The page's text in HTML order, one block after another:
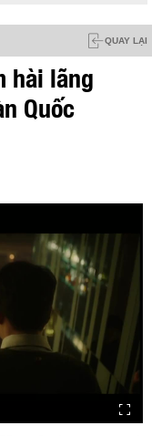
QUAY LẠI
hài lãng
Quốc